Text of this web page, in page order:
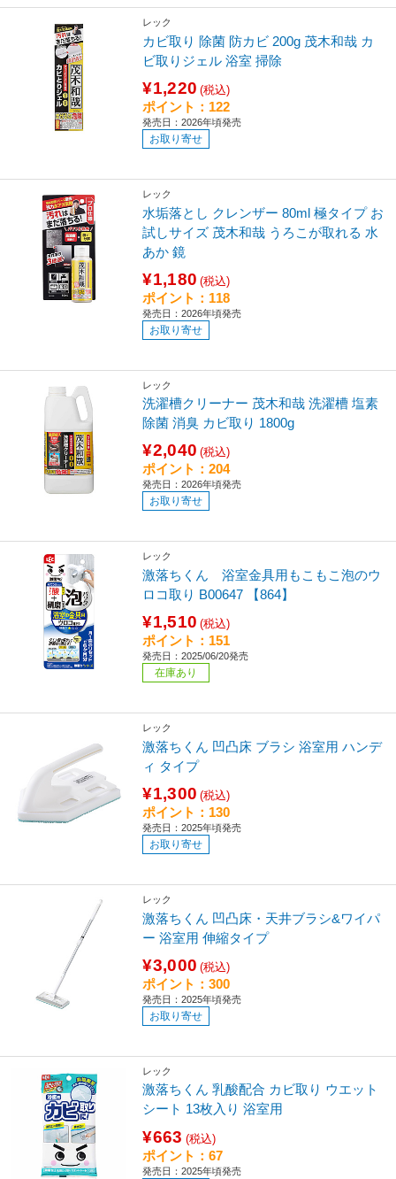
レック
カビ取り 除菌 防カビ 200g 茂木和哉 カ
ビ取りジェル 浴室 掃除
¥1,220 (税込)
ポイント：122
発売日：2026年頃発売
お取り寄せ
レック
水垢落とし クレンザー 80ml 極タイプ お
試しサイズ 茂木和哉 うろこが取れる 水
あか 鏡
¥1,180 (税込)
ポイント：118
発売日：2026年頃発売
お取り寄せ
レック
洗濯槽クリーナー 茂木和哉 洗濯槽 塩素
除菌 消臭 カビ取り 1800g
¥2,040 (税込)
ポイント：204
発売日：2026年頃発売
お取り寄せ
レック
激落ちくん 浴室金具用もこもこ泡のウ
ロコ取り B00647 【864】
¥1,510 (税込)
ポイント：151
発売日：2025/06/20発売
在庫あり
レック
激落ちくん 凹凸床 ブラシ 浴室用 ハンデ
ィ タイプ
¥1,300 (税込)
ポイント：130
発売日：2025年頃発売
お取り寄せ
レック
激落ちくん 凹凸床・天井ブラシ&ワイパ
ー 浴室用 伸縮タイプ
¥3,000 (税込)
ポイント：300
発売日：2025年頃発売
お取り寄せ
レック
激落ちくん 乳酸配合 カビ取り ウエット
シート 13枚入り 浴室用
¥663 (税込)
ポイント：67
発売日：2025年頃発売